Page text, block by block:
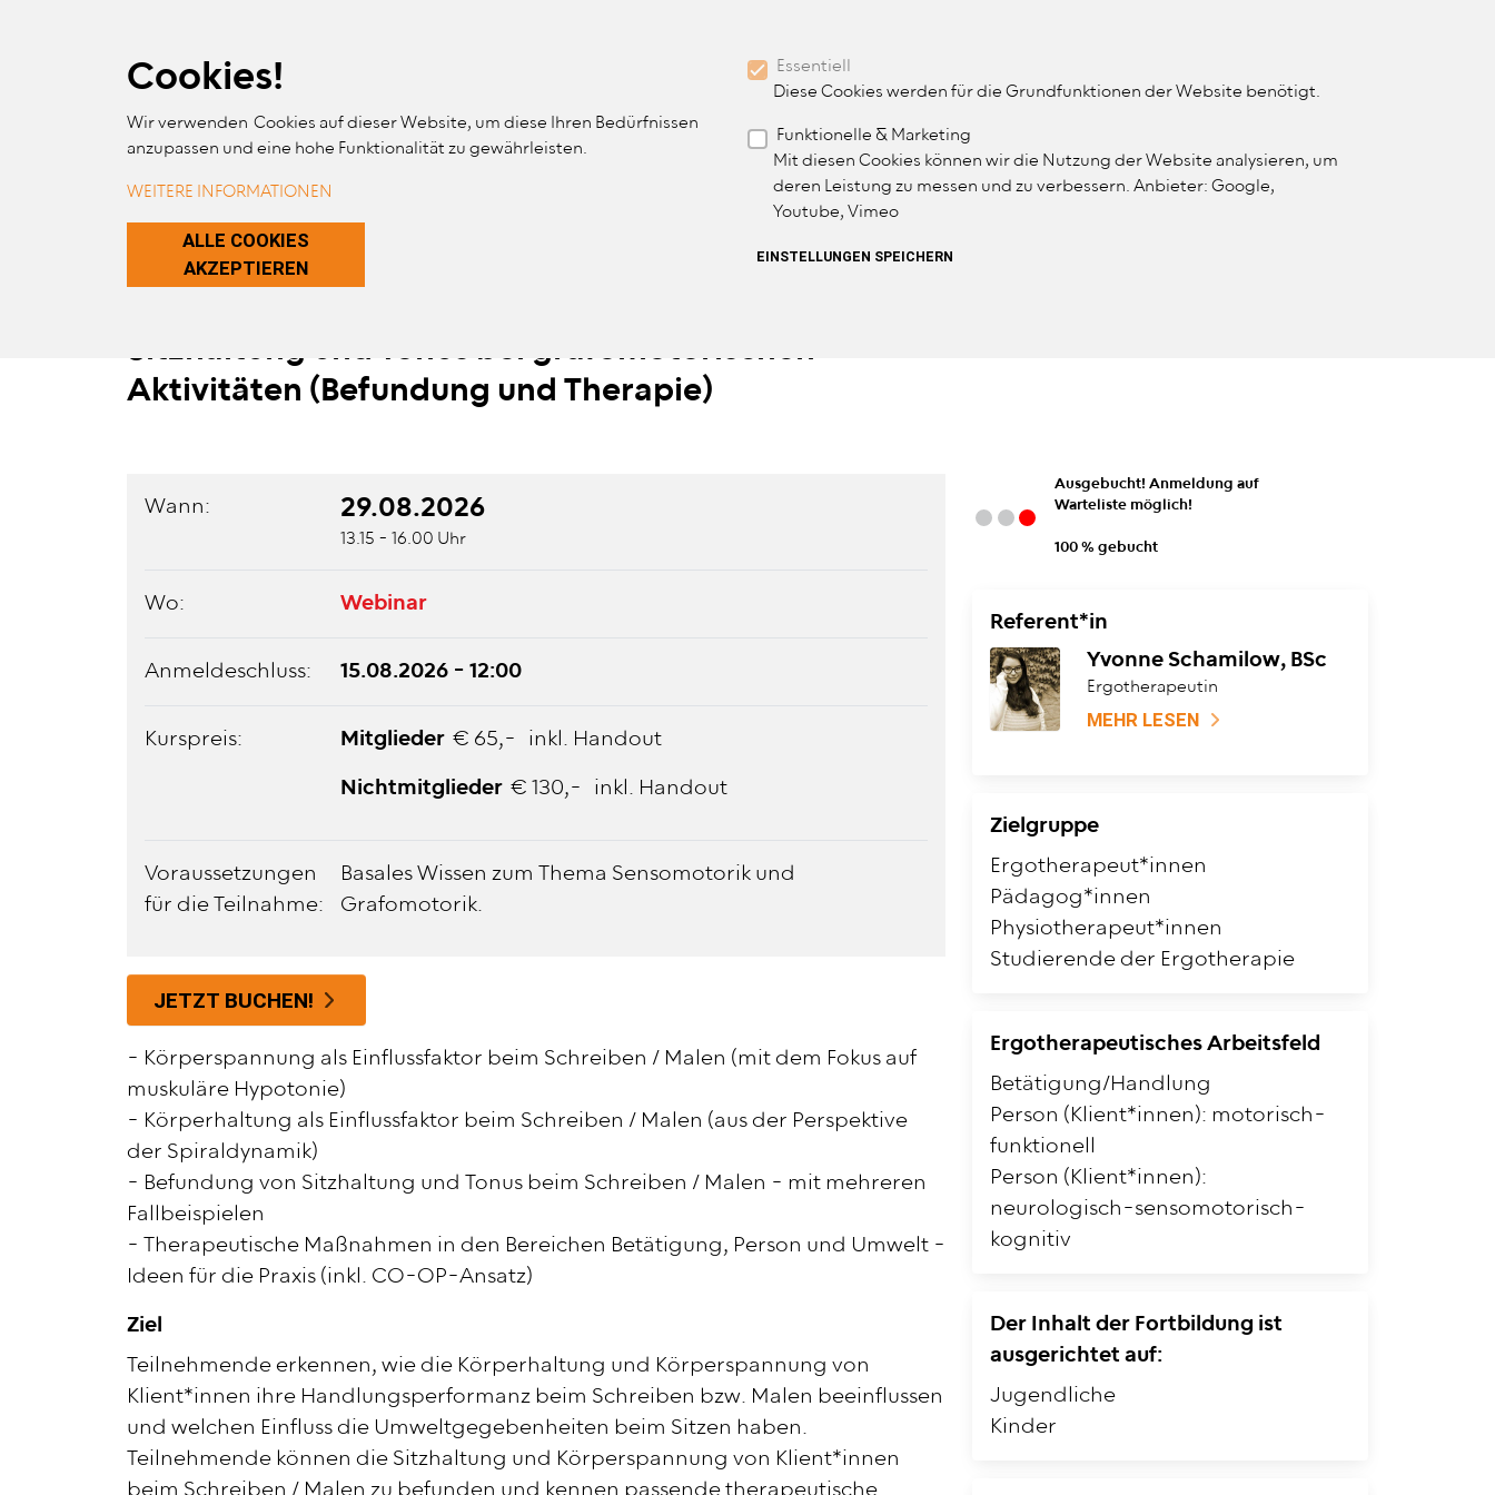
Cookies!
Wir verwenden Cookies auf dieser Website, um diese Ihren Bedürfnissen
anzupassen und eine hohe Funktionalität zu gewährleisten.
WEITERE INFORMATIONEN
ALLE COOKIES
AKZEPTIEREN
Essentiell
Diese Cookies werden für die Grundfunktionen der Website benötigt.
Funktionelle & Marketing
Mit diesen Cookies können wir die Nutzung der Website analysieren, um
deren Leistung zu messen und zu verbessern. Anbieter: Google,
Youtube, Vimeo
EINSTELLUNGEN SPEICHERN
MITGLIEDERBEREICH
MAIN NAVIGATION
ERGOTHERAPIE TERMINE & VERANSTALTUNGEN FORTBILDUNG VERBAND
Sitzhaltung und Tonus bei grafomotorischen
Aktivitäten (Befundung und Therapie)
Wann: 29.08.2026
13.15 - 16.00 Uhr
Wo: Webinar
Anmeldeschluss: 15.08.2026 - 12:00
Kurspreis: Mitglieder € 65,- inkl. Handout
Nichtmitglieder € 130,- inkl. Handout
Voraussetzungen
für die Teilnahme:
Basales Wissen zum Thema Sensomotorik und
Grafomotorik.
JETZT BUCHEN!
- Körperspannung als Einflussfaktor beim Schreiben / Malen (mit dem Fokus auf
muskuläre Hypotonie)
- Körperhaltung als Einflussfaktor beim Schreiben / Malen (aus der Perspektive
der Spiraldynamik)
- Befundung von Sitzhaltung und Tonus beim Schreiben / Malen - mit mehreren
Fallbeispielen
- Therapeutische Maßnahmen in den Bereichen Betätigung, Person und Umwelt -
Ideen für die Praxis (inkl. CO-OP-Ansatz)
Ziel
Teilnehmende erkennen, wie die Körperhaltung und Körperspannung von
Klient*innen ihre Handlungsperformanz beim Schreiben bzw. Malen beeinflussen
und welchen Einfluss die Umweltgegebenheiten beim Sitzen haben.
Teilnehmende können die Sitzhaltung und Körperspannung von Klient*innen
Ausgebucht! Anmeldung auf
Warteliste möglich!
100 % gebucht
Referent*in
Yvonne Schamilow, BSc
Ergotherapeutin
MEHR LESEN
Zielgruppe
Ergotherapeut*innen
Pädagog*innen
Physiotherapeut*innen
Studierende der Ergotherapie
Ergotherapeutisches Arbeitsfeld
Betätigung/Handlung
Person (Klient*innen): motorisch-
funktionell
Person (Klient*innen):
neurologisch-sensomotorisch-
kognitiv
Der Inhalt der Fortbildung ist
ausgerichtet auf:
Jugendliche
Kinder